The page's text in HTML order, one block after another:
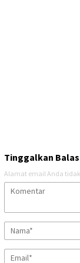
Tinggalkan
Alamat email Anda